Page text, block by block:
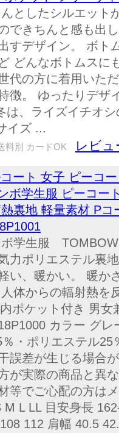
としたシルエット
できちんと感も出
すデザイン。 ボト
どんなボトムスに
代の方に着用いた
徴。 ゆったりデザ
は、ライズイチオ
イズ ...
料別 カードOK レビュ
ート 女子 ピーコ
ボ学生服 ピーコー
裏地 軽量素材 P
学生服
力ポリエステル裏
い、暖かい。 暖か
体からの輻射熱を
ポケット付き 男
カラー
・ポリエステル
誤差が生じる場合
が実際の商品と異
等でご心配の方は
M L LL 目安身長
112 肩幅 40.5